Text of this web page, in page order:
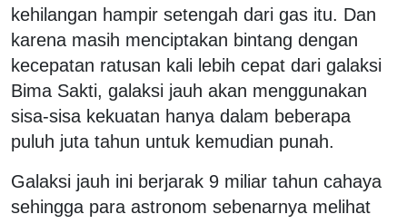
kehilangan hampir setengah dari gas itu. Dan
karena masih menciptakan bintang dengan
kecepatan ratusan kali lebih cepat dari galaksi
Bima Sakti, galaksi jauh akan menggunakan
sisa-sisa kekuatan hanya dalam beberapa
puluh juta tahun untuk kemudian punah.
Galaksi jauh ini berjarak 9 miliar tahun cahaya
sehingga para astronom sebenarnya melihat